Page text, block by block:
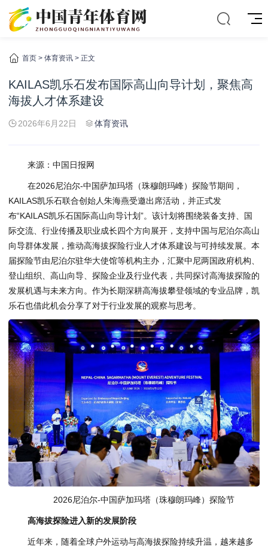
首页 > 体育资讯 > 正文
KAILAS凯乐石发布国际高山向导计划，聚焦高
海拔人才体系建设
2026年6月22日 体育资讯
来源：中国日报网
在2026尼泊尔-中国萨加玛塔（珠穆朗玛峰）探险节期间，
KAILAS凯乐石联合创始人朱海燕受邀出席活动，并正式发
布“KAILAS凯乐石国际高山向导计划”。该计划将围绕装备支持、国
际交流、行业传播及职业成长四个方向展开，支持中国与尼泊尔高山
向导群体发展，推动高海拔探险行业人才体系建设与可持续发展。本
届探险节由尼泊尔驻华大使馆等机构主办，汇聚中尼两国政府机构、
登山组织、高山向导、探险企业及行业代表，共同探讨高海拔探险的
发展机遇与未来方向。作为长期深耕高海拔攀登领域的专业品牌，凯
乐石也借此机会分享了对于行业发展的观察与思考。
2026尼泊尔-中国萨加玛塔（珠穆朗玛峰）探险节
高海拔探险进入新的发展阶段
近年来，随着全球户外运动与高海拔探险持续升温，越来越多